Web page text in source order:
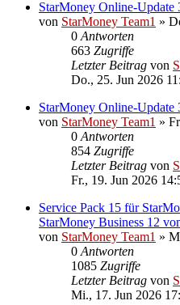
StarMoney Online-Update
von StarMoney Team1 »
0 Antworten
663 Zugriffe
Letzter Beitrag von
Do., 25. Jun 2026
StarMoney Online-Update
von StarMoney Team1 »
0 Antworten
854 Zugriffe
Letzter Beitrag von
Fr., 19. Jun 2026
Service Pack 15 für
StarMoney Business 12
von StarMoney Team1 »
0 Antworten
1085 Zugriffe
Letzter Beitrag von
Mi., 17. Jun 2026